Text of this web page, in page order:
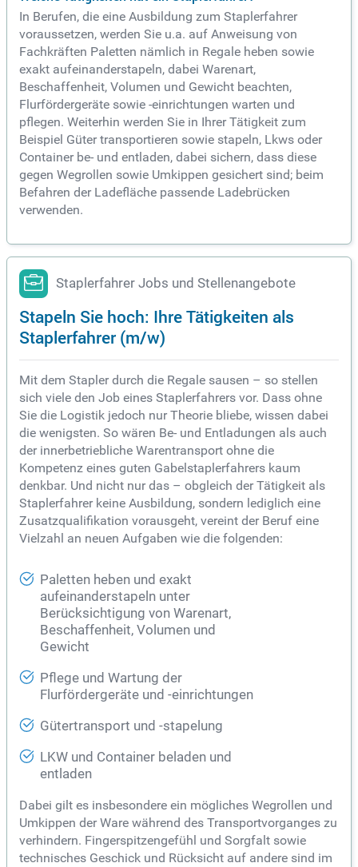
In Berufen, die eine Ausbildung zum Staplerfahrer
voraussetzen, werden Sie u.a. auf Anweisung von
Fachkräften Paletten nämlich in Regale heben sowie
exakt aufeinanderstapeln, dabei Warenart,
Beschaffenheit, Volumen und Gewicht beachten,
Flurfördergeräte sowie -einrichtungen warten und
pflegen. Weiterhin werden Sie in Ihrer Tätigkeit zum
Beispiel Güter transportieren sowie stapeln, Lkws oder
Container be- und entladen, dabei sichern, dass diese
gegen Wegrollen sowie Umkippen gesichert sind; beim
Befahren der Ladefläche passende Ladebrücken
verwenden.
Staplerfahrer Jobs und Stellenangebote
Stapeln Sie hoch: Ihre Tätigkeiten als
Staplerfahrer (m/w)
Mit dem Stapler durch die Regale sausen – so stellen
sich viele den Job eines Staplerfahrers vor. Dass ohne
Sie die Logistik jedoch nur Theorie bliebe, wissen dabei
die wenigsten. So wären Be- und Entladungen als auch
der innerbetriebliche Warentransport ohne die
Kompetenz eines guten Gabelstaplerfahrers kaum
denkbar. Und nicht nur das – obgleich der Tätigkeit als
Staplerfahrer keine Ausbildung, sondern lediglich eine
Zusatzqualifikation vorausgeht, vereint der Beruf eine
Vielzahl an neuen Aufgaben wie die folgenden:
Paletten heben und exakt
aufeinanderstapeln unter
Berücksichtigung von Warenart,
Beschaffenheit, Volumen und
Gewicht
Pflege und Wartung der
Flurfördergeräte und -einrichtungen
Gütertransport und -stapelung
LKW und Container beladen und
entladen
Dabei gilt es insbesondere ein mögliches Wegrollen und
Umkippen der Ware während des Transportvorganges zu
verhindern. Fingerspitzengefühl und Sorgfalt sowie
technisches Geschick und Rücksicht auf andere sind im